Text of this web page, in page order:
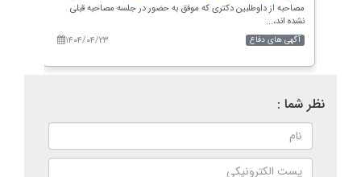
مصاحبه از داوطلبین دکتری که موفق به حضور در جلسه مصاحبه قبلی
نشده اند،...
۱۴۰۴/۰۴/۲۳
آگهی های دفاع
نظر شما :